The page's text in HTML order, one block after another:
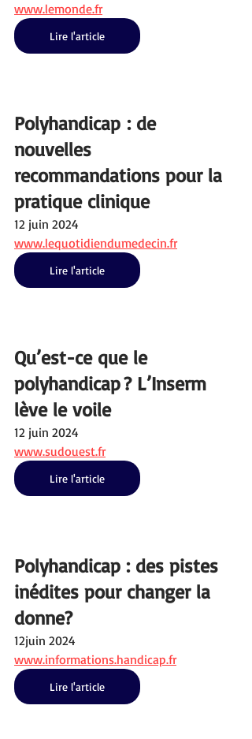
www.lemonde.fr
Lire l'article
Polyhandicap : de
nouvelles
recommandations pour la
pratique clinique
12 juin 2024
www.lequotidiendumedecin.fr
Lire l'article
Qu’est-ce que le
polyhandicap ? L’Inserm
lève le voile
12 juin 2024
www.sudouest.fr
Lire l'article
Polyhandicap : des pistes
inédites pour changer la
donne?
12juin 2024
www.informations.handicap.fr
Lire l'article